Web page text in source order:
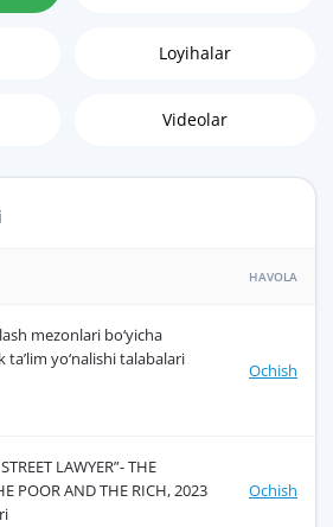
Loyihalar
Videolar
HAVOLA
mezonlаri bo‘yichа
yo‘nalishi talabalari
Ochish
LAWYER”- THE
POOR AND THE RICH, 2023
Ochish